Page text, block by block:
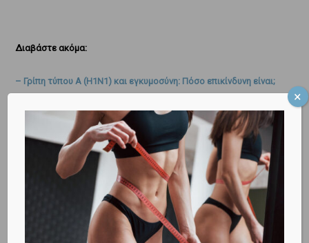
Διαβάστε ακόμα:
– Γρίπη τύπου Α (Η1Ν1) και εγκυμοσύνη: Πόσο επικίνδυνη είναι;
– Γρίπη τύπου Α (Η1Ν1) και εγκυμοσύνη: Υπάρχει προστασία;
Πώς αντιμετωπίζεται;
– Είμαι έγκυος: να εμβολιαστώ για τη γρίπη;
Δρ ΜΕΝΕΛΑΟΣ ΚΩΝ. ΛΥΓΝΟΣ, MSc, PhD